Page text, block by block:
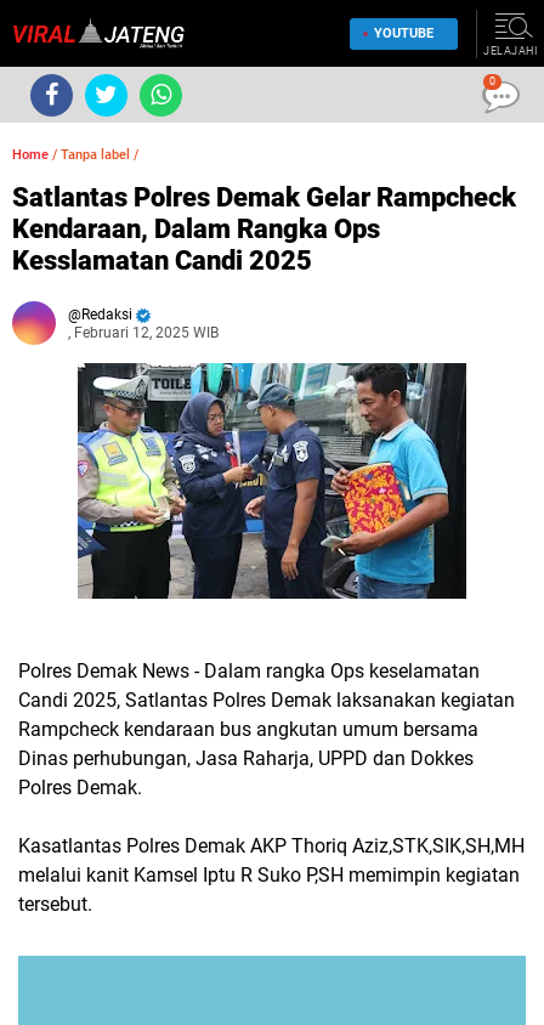
YOUTUBE
JELAJAHI
Home / Tanpa label /
Satlantas Polres Demak Gelar Rampcheck
Kendaraan, Dalam Rangka Ops
Kesslamatan Candi 2025
Redaksi
, Februari 12, 2025 WIB
Polres Demak News - Dalam rangka Ops keselamatan
Candi 2025, Satlantas Polres Demak laksanakan kegiatan
Rampcheck kendaraan bus angkutan umum bersama
Dinas perhubungan, Jasa Raharja, UPPD dan Dokkes
Polres Demak.
Kasatlantas Polres Demak AKP Thoriq Aziz,STK,SIK,SH,MH
melalui kanit Kamsel Iptu R Suko P,SH memimpin kegiatan
tersebut.
0